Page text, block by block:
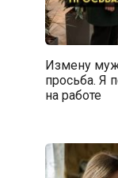
Измену
просьба. Я
на работе